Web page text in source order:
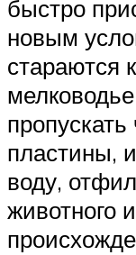
быстро
новым
стараются
пластины,
воду,
животного